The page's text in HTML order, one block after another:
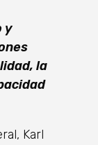
y
la
Karl